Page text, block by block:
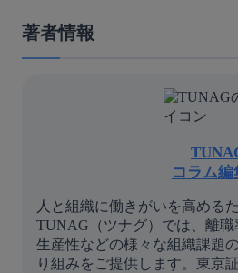
著者情報
コラム編
人と組織に働きがいを高める
TUNAG（ツナグ）では、離職
生産性などの様々な組織課題
り組みをご提供します。東京